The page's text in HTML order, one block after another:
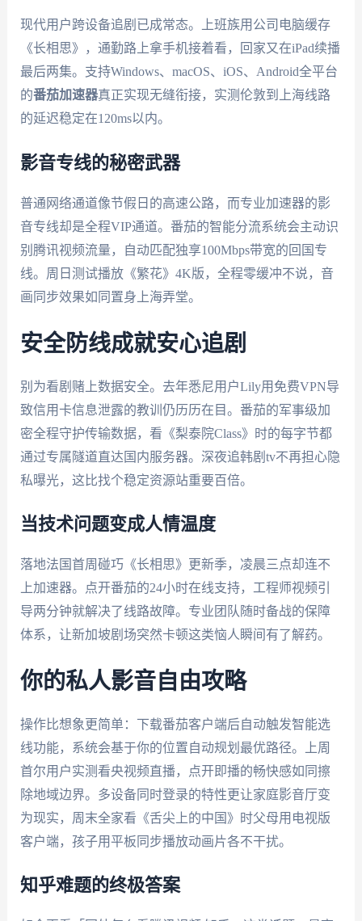
现代用户跨设备追剧已成常态。上班族用公司电脑缓存
《长相思》，通勤路上拿手机接着看，回家又在iPad续播
最后两集。支持Windows、macOS、iOS、Android全平台
的番茄加速器真正实现无缝衔接，实测伦敦到上海线路
的延迟稳定在120ms以内。
影音专线的秘密武器
普通网络通道像节假日的高速公路，而专业加速器的影
音专线却是全程VIP通道。番茄的智能分流系统会主动识
别腾讯视频流量，自动匹配独享100Mbps带宽的回国专
线。周日测试播放《繁花》4K版，全程零缓冲不说，音
画同步效果如同置身上海弄堂。
安全防线成就安心追剧
别为看剧赌上数据安全。去年悉尼用户Lily用免费VPN导
致信用卡信息泄露的教训仍历历在目。番茄的军事级加
密全程守护传输数据，看《梨泰院Class》时的每字节都
通过专属隧道直达国内服务器。深夜追韩剧tv不再担心隐
私曝光，这比找个稳定资源站重要百倍。
当技术问题变成人情温度
落地法国首周碰巧《长相思》更新季，凌晨三点却连不
上加速器。点开番茄的24小时在线支持，工程师视频引
导两分钟就解决了线路故障。专业团队随时备战的保障
体系，让新加坡剧场突然卡顿这类恼人瞬间有了解药。
你的私人影音自由攻略
操作比想象更简单：下载番茄客户端后自动触发智能选
线功能，系统会基于你的位置自动规划最优路径。上周
首尔用户实测看央视频直播，点开即播的畅快感如同擦
除地域边界。多设备同时登录的特性更让家庭影音厅变
为现实，周末全家看《舌尖上的中国》时父母用电视版
客户端，孩子用平板同步播放动画片各不干扰。
知乎难题的终极答案